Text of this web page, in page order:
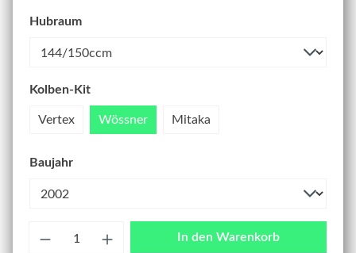
Hubraum
Kolben-Kit
Vertex Wössner Mitaka
Baujahr
In den Warenkorb